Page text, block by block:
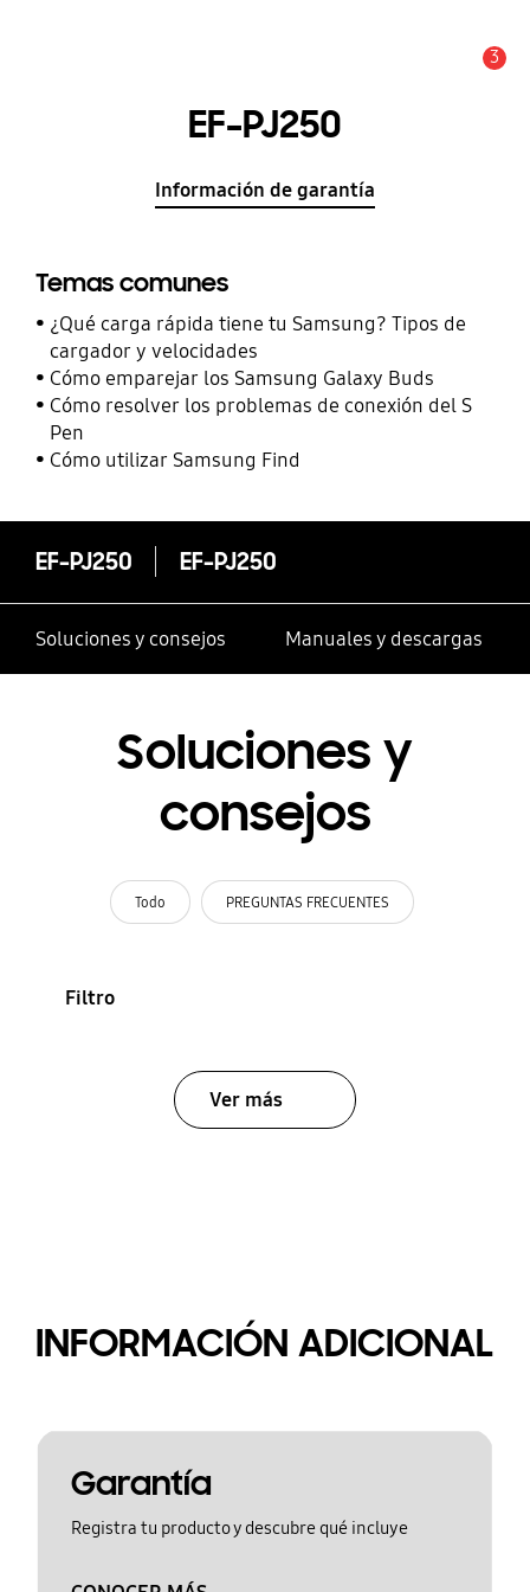
3
EF-PJ250
Información de garantía
Temas comunes
¿Qué carga rápida tiene tu Samsung? Tipos de
cargador y velocidades
Cómo emparejar los Samsung Galaxy Buds
Cómo resolver los problemas de conexión del S
Pen
Cómo utilizar Samsung Find
EF-PJ250 EF-PJ250
Soluciones y consejos Manuales y descargas
Soluciones y
consejos
Todo PREGUNTAS FRECUENTES
Filtro
Ver más
INFORMACIÓN ADICIONAL
Garantía
Registra tu producto y descubre qué incluye